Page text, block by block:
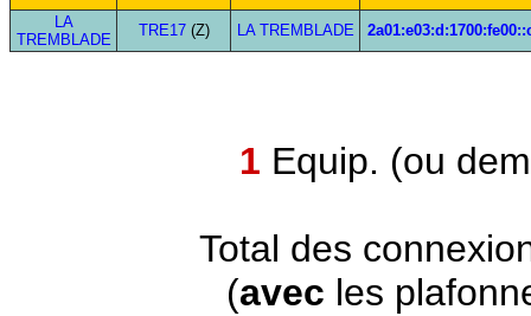
LA
TREMBLADE
TRE17(Z) LA TREMBLADE
1 Equip. (ou
Total des
(avec les